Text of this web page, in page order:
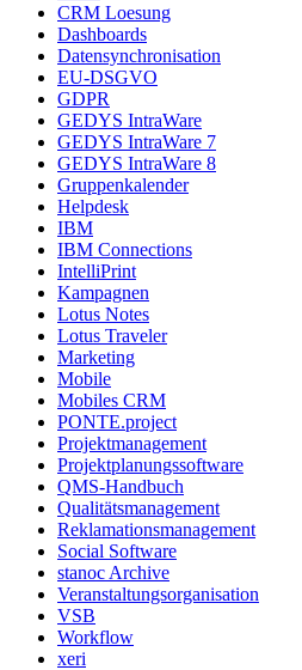
CRM Loesung
Dashboards
Datensynchronisation
EU-DSGVO
GDPR
GEDYS IntraWare
GEDYS IntraWare 7
GEDYS IntraWare 8
Gruppenkalender
Helpdesk
IBM
IBM Connections
IntelliPrint
Kampagnen
Lotus Notes
Lotus Traveler
Marketing
Mobile
Mobiles CRM
PONTE.project
Projektmanagement
Projektplanungssoftware
QMS-Handbuch
Qualitätsmanagement
Reklamationsmanagement
Social Software
stanoc Archive
Veranstaltungsorganisation
VSB
Workflow
xeri